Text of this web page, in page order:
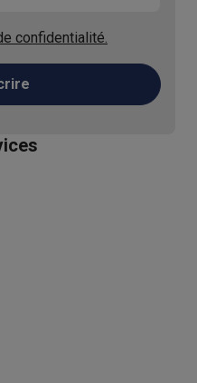
confidentialité.